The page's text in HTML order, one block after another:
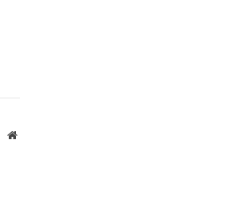
Sito